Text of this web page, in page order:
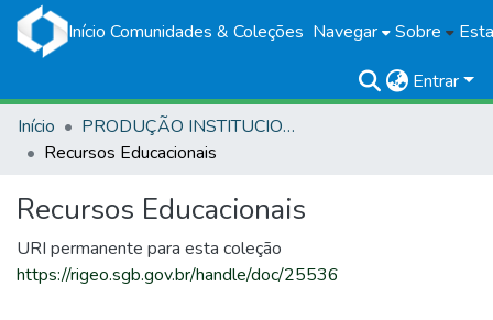
Início Comunidades & Coleções Navegar Sobre
Entrar
Início
PRODUÇÃO INSTITUCIONAL
Recursos Educacionais
Recursos Educacionais
URI permanente para esta coleção
https://rigeo.sgb.gov.br/handle/doc/25536